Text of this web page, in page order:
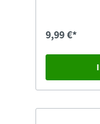
9,99 €*